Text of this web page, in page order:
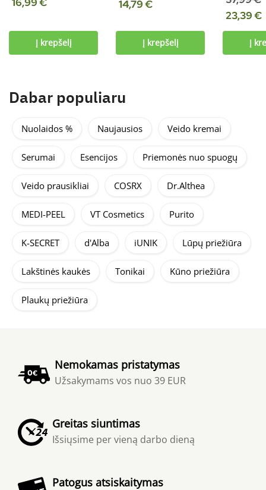
Į krepšelį
14,79€
Į krepšelį
23,39€
Į
Dabar populiaru
Nuolaidos % Naujausios Veido kremai
Serumai Esencijos Priemonės nuo spuogų
Veido prausikliai COSRX Dr.Althea
MEDI-PEEL VT Cosmetics Purito
K-SECRET d'Alba iUNIK Lūpų priežiūra
Lakštinės kaukės Tonikai Kūno priežiūra
Plaukų priežiūra
Nemokamas pristatymas
Užsakymams vos nuo 39 EUR
Greitas siuntimas
Išsiųsime per vieną darbo dieną
Patogus atsiskaitymas